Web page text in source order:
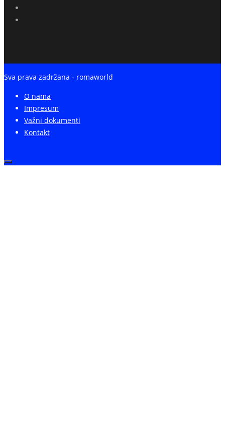
Sva prava zadržana - romaworld
O nama
Impresum
Važni dokumenti
Kontakt